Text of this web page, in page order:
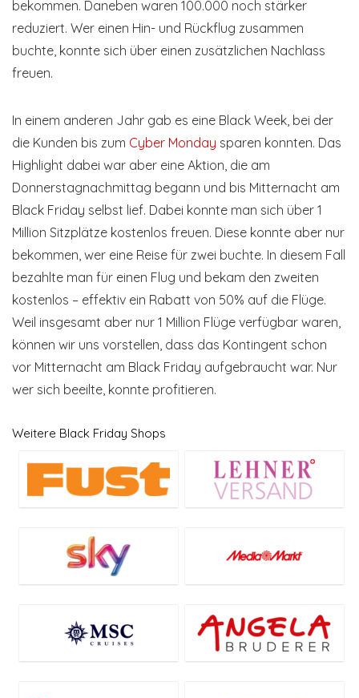
bekommen. Daneben waren 100.000 noch stärker
reduziert. Wer einen Hin- und Rückflug zusammen
buchte, konnte sich über einen zusätzlichen Nachlass
freuen.
In einem anderen Jahr gab es eine Black Week, bei der
die Kunden bis zum Cyber Monday sparen konnten. Das
Highlight dabei war aber eine Aktion, die am
Donnerstagnachmittag begann und bis Mitternacht am
Black Friday selbst lief. Dabei konnte man sich über 1
Million Sitzplätze kostenlos freuen. Diese konnte aber nur
bekommen, wer eine Reise für zwei buchte. In diesem Fall
bezahlte man für einen Flug und bekam den zweiten
kostenlos – effektiv ein Rabatt von 50% auf die Flüge.
Weil insgesamt aber nur 1 Million Flüge verfügbar waren,
können wir uns vorstellen, dass das Kontingent schon
vor Mitternacht am Black Friday aufgebraucht war. Nur
wer sich beeilte, konnte profitieren.
Weitere Black Friday Shops